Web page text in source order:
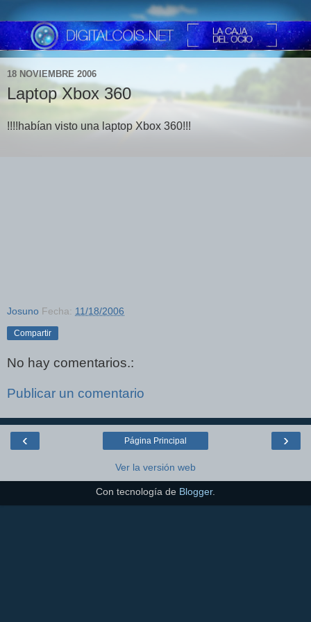
18 NOVIEMBRE 2006
Laptop Xbox 360
!!!!habían visto una laptop Xbox 360!!!
Josuno Fecha: 11/18/2006
Compartir
No hay comentarios.:
Publicar un comentario
‹ ›
Página Principal
Ver la versión web
Con tecnología de Blogger.